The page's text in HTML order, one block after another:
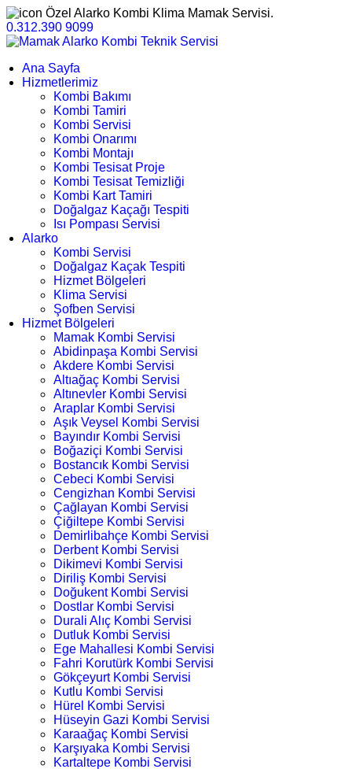
Özel Alarko Kombi Klima Mamak Servisi.
0.312.390 9099
Ana Sayfa
Hizmetlerimiz
Kombi Bakımı
Kombi Tamiri
Kombi Servisi
Kombi Onarımı
Kombi Montajı
Kombi Tesisat Proje
Kombi Tesisat Temizliği
Kombi Kart Tamiri
Doğalgaz Kaçağı Tespiti
Isı Pompası Servisi
Alarko
Kombi Servisi
Doğalgaz Kaçak Tespiti
Hizmet Bölgeleri
Klima Servisi
Şofben Servisi
Hizmet Bölgeleri
Mamak Kombi Servisi
Abidinpaşa Kombi Servisi
Akdere Kombi Servisi
Altıağaç Kombi Servisi
Altınevler Kombi Servisi
Araplar Kombi Servisi
Aşık Veysel Kombi Servisi
Bayındır Kombi Servisi
Boğaziçi Kombi Servisi
Bostancık Kombi Servisi
Cebeci Kombi Servisi
Cengizhan Kombi Servisi
Çağlayan Kombi Servisi
Çiğiltepe Kombi Servisi
Demirlibahçe Kombi Servisi
Derbent Kombi Servisi
Dikimevi Kombi Servisi
Diriliş Kombi Servisi
Doğukent Kombi Servisi
Dostlar Kombi Servisi
Durali Alıç Kombi Servisi
Dutluk Kombi Servisi
Ege Mahallesi Kombi Servisi
Fahri Korutürk Kombi Servisi
Gökçeyurt Kombi Servisi
Kutlu Kombi Servisi
Hürel Kombi Servisi
Hüseyin Gazi Kombi Servisi
Karaağaç Kombi Servisi
Karşıyaka Kombi Servisi
Kartaltepe Kombi Servisi